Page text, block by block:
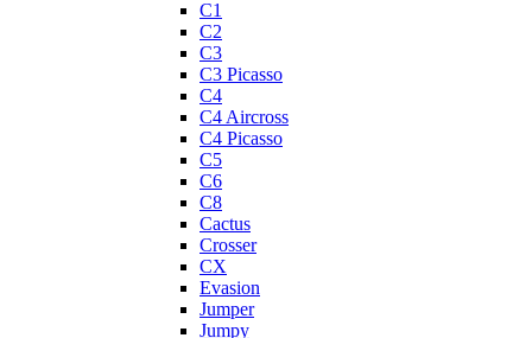
C1
C2
C3
C3 Picasso
C4
C4 Aircross
C4 Picasso
C5
C6
C8
Cactus
Crosser
CX
Evasion
Jumper
Jumpy